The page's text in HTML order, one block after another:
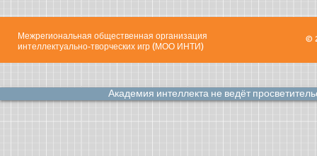
Межрегиональная общественная организация
интеллектуально-творческих игр (МОО ИНТИ)
©
Академия интеллекта не ведёт